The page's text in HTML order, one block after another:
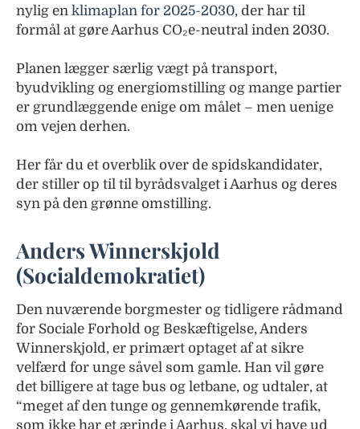
nylig en klimaplan for 2025-2030, der har til
formål at gøre Aarhus CO₂e-neutral inden 2030.
Planen lægger særlig vægt på transport,
byudvikling og energiomstilling og mange partier
er grundlæggende enige om målet – men uenige
om vejen derhen.
Her får du et overblik over de spidskandidater,
der stiller op til til byrådsvalget i Aarhus og deres
syn på den grønne omstilling.
Anders Winnerskjold
(Socialdemokratiet)
Den nuværende borgmester og tidligere rådmand
for Sociale Forhold og Beskæftigelse, Anders
Winnerskjold, er primært optaget af at sikre
velfærd for unge såvel som gamle. Han vil gøre
det billigere at tage bus og letbane, og udtaler, at
“meget af den tunge og gennemkørende trafik,
som ikke har et ærinde i Aarhus, skal vi have ud